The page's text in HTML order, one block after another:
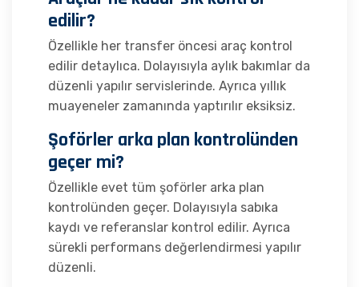
edilir?
Özellikle her transfer öncesi araç kontrol
edilir detaylıca. Dolayısıyla aylık bakımlar da
düzenli yapılır servislerinde. Ayrıca yıllık
muayeneler zamanında yaptırılır eksiksiz.
Şoförler arka plan kontrolünden
geçer mi?
Özellikle evet tüm şoförler arka plan
kontrolünden geçer. Dolayısıyla sabıka
kaydı ve referanslar kontrol edilir. Ayrıca
sürekli performans değerlendirmesi yapılır
düzenli.